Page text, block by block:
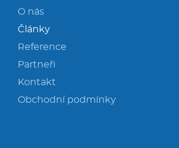
O nás
Články
Reference
Partneři
Kontakt
Obchodní podmínky